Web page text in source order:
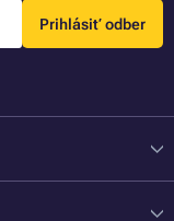
Prihlásiť odber